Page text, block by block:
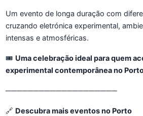
Um evento de longa duração com
cruzando eletrónica experimental,
intensas e atmosféricas.
🎟️ Uma celebração ideal para quem
experimental contemporânea no
────────────────────
🔗 Descubra mais eventos no Porto